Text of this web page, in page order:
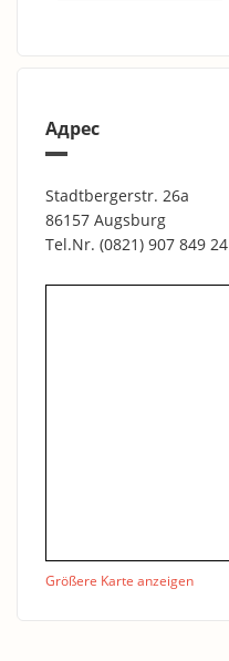
Адрес
Stadtbergerstr. 26a
86157 Augsburg
Tel.Nr. (0821) 907 849 24
Größere Karte anzeigen